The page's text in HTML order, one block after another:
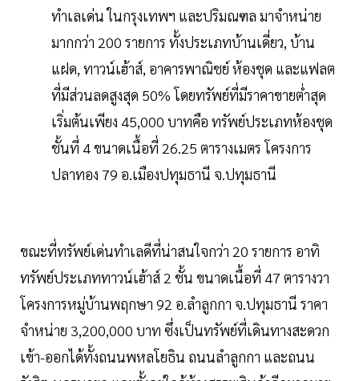
ทำเลเด่น ในกรุงเทพฯ และปริมณฑล มาจำหน่าย
มากกว่า 200 รายการ ทั้งประเภทบ้านเดี่ยว, บ้าน
แฝด, ทาวน์เฮ้าส์, อาคารพาณิชย์ ห้องชุด และแฟลต
ที่มีส่วนลดสูงสุด 50% โดยทรัพย์ที่มีราคาขายต่ำสุด
เริ่มต้นเพียง 45,000 บาทคือ ทรัพย์ประเภทห้องชุด
ชั้นที่ 4 ขนาดเนื้อที่ 26.25 ตารางเมตร โครงการ
ปลาทอง 79 อ.เมืองปทุมธานี จ.ปทุมธานี
ขณะที่ทรัพย์เด่นทำเลดีที่น่าสนใจกว่า 20 รายการ อาทิ
ทรัพย์ประเภททาวน์เฮ้าส์ 2 ชั้น ขนาดเนื้อที่ 47 ตารางวา
โครงการหมู่บ้านพฤกษา 92 อ.ลำลูกกา จ.ปทุมธานี ราคา
จำหน่าย 3,200,000 บาท ซึ่งเป็นทรัพย์ที่เดินทางสะดวก
เข้า-ออกได้ทั้งถนนพหลโยธิน ถนนลำลูกกา และถนน